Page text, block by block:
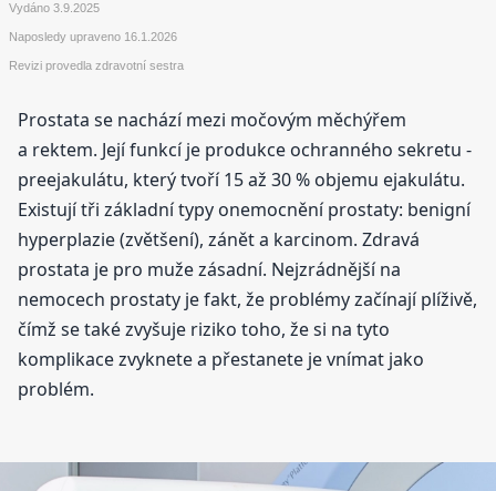
Vydáno 3.9.2025
Naposledy upraveno 16.1.2026
Revizi provedla zdravotní sestra
Prostata se nachází mezi močovým měchýřem
a rektem. Její funkcí je produkce ochranného sekretu -
preejakulátu, který tvoří 15 až 30 % objemu ejakulátu.
Existují tři základní typy onemocnění prostaty: benigní
hyperplazie (zvětšení), zánět a karcinom. Zdravá
prostata je pro muže zásadní. Nejzrádnější na
nemocech prostaty je fakt, že problémy začínají plíživě,
čímž se také zvyšuje riziko toho, že si na tyto
komplikace zvyknete a přestanete je vnímat jako
problém.